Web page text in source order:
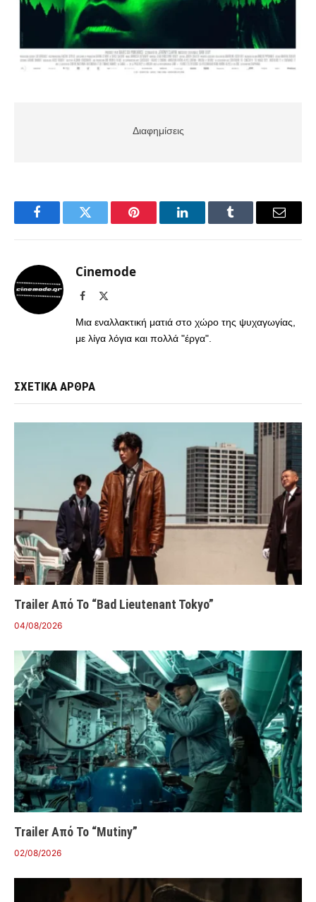
Διαφημίσεις
FacebookTwitter Pinterest LinkedInTumblr Email
Cinemode
Facebook
Μια εναλλακτική ματιά στο χώρο της ψυχαγωγίας,
με λίγα λόγια και πολλά "έργα".
ΣΧΕΤΙΚΑ ΑΡΘΡΑ
Trailer Από Το “Bad Lieutenant Tokyo”
04/08/2026
Trailer Από Το “Mutiny”
02/08/2026